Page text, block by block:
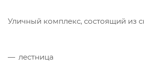
Уличный комплекс, состоящий из
лестница